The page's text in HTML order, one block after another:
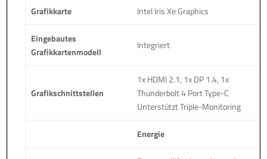
Grafikkarte Intel Iris Xe Graphics
Eingebautes
Grafikkartenmodell
Integriert
Grafikschnittstellen
1x HDMI 2.1, 1x DP 1.4, 1x
Thunderbolt 4 Port Type-C
Unterstützt Triple-Monitoring
Energie